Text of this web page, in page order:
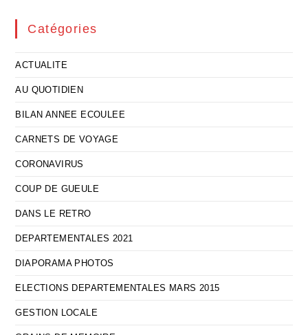
Catégories
ACTUALITE
AU QUOTIDIEN
BILAN ANNEE ECOULEE
CARNETS DE VOYAGE
CORONAVIRUS
COUP DE GUEULE
DANS LE RETRO
DEPARTEMENTALES 2021
DIAPORAMA PHOTOS
ELECTIONS DEPARTEMENTALES MARS 2015
GESTION LOCALE